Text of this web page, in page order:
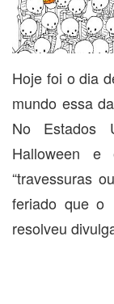
Hoje foi o dia
mundo essa
No Estados
Halloween e
“travessuras
feriado que o
resolveu